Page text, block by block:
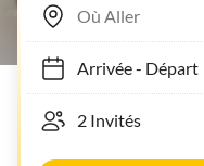
Arrivée- Départ